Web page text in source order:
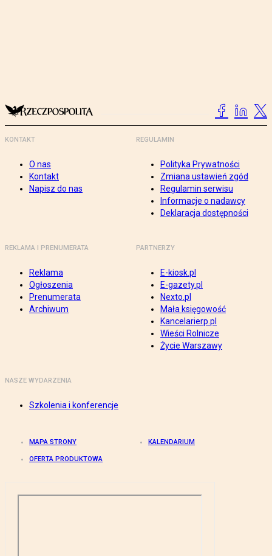
KONTAKT
O nas
Kontakt
Napisz do nas
REGULAMIN
Polityka Prywatności
Zmiana ustawień zgód
Regulamin serwisu
Informacje o nadawcy
Deklaracja dostępności
REKLAMA I PRENUMERATA
Reklama
Ogłoszenia
Prenumerata
Archiwum
PARTNERZY
E-kiosk.pl
E-gazety.pl
Nexto.pl
Mała księgowość
Kancelarierp.pl
Wieści Rolnicze
Życie Warszawy
NASZE WYDARZENIA
Szkolenia i konferencje
MAPA STRONY KALENDARIUM
OFERTA PRODUKTOWA